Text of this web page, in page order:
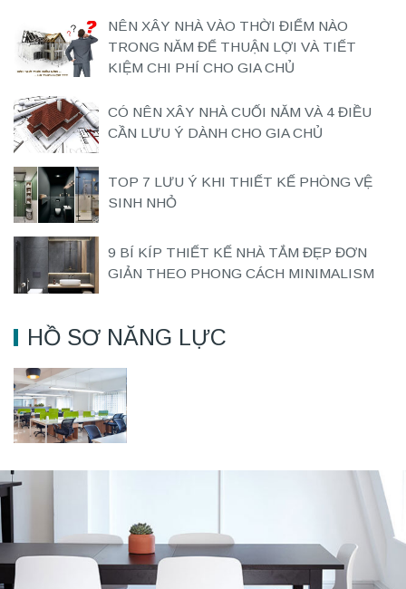
NÊN XÂY NHÀ VÀO THỜI ĐIỂM NÀO
TRONG NĂM ĐỂ THUẬN LỢI VÀ TIẾT
KIỆM CHI PHÍ CHO GIA CHỦ
CÓ NÊN XÂY NHÀ CUỐI NĂM VÀ 4 ĐIỀU
CẦN LƯU Ý DÀNH CHO GIA CHỦ
TOP 7 LƯU Ý KHI THIẾT KẾ PHÒNG VỆ
SINH NHỎ
9 BÍ KÍP THIẾT KẾ NHÀ TẮM ĐẸP ĐƠN
GIẢN THEO PHONG CÁCH MINIMALISM
HỒ SƠ NĂNG LỰC